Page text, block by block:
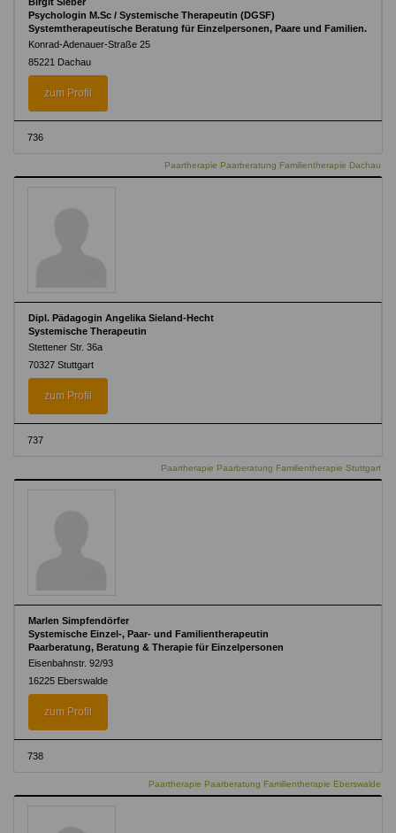
Psychologin M.Sc / Systemische Therapeutin (DGSF)
Systemtherapeutische Beratung für Einzelpersonen, Paare und Familien.
Konrad-Adenauer-Straße 25
85221 Dachau
zum Profil
736
Paartherapie Paarberatung Familientherapie Dachau
Dipl. Pädagogin Angelika Sieland-Hecht
Systemische Therapeutin
Stettener Str. 36a
70327 Stuttgart
zum Profil
737
Paartherapie Paarberatung Familientherapie Stuttgart
Marlen Simpfendörfer
Systemische Einzel-, Paar- und Familientherapeutin
Paarberatung, Beratung & Therapie für Einzelpersonen
Eisenbahnstr. 92/93
16225 Eberswalde
zum Profil
738
Paartherapie Paarberatung Familientherapie Eberswalde